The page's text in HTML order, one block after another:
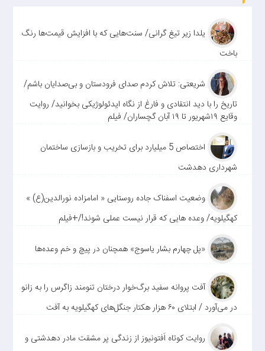
یلدا زیر تیغ گرانی/ سنت‌هایی که با افزایش قیمت‌ها رنگ
باخت
شریعتی: تلاش کردم صدای فرودستان و بی‌صدایان باشم/
تاریخ را با دید انتقادی و فارغ از نگاه ایدئولوژیکی بخوانید/ روایت
وقایع ۱۹شهریور تا ۱۹ آبان گچساران/ فیلم
اختصاص 5 میلیارد برای تخریب و بازسازی ساختمان
شهرداری دهدشت
وضعیت اسفناک جاده روستایی « امامزاده نورالدین(ع) »
کهگیلویه/ وعده هایی که قرار نیست عملی شوند!/+فیلم
«پل چهارم بشار یاسوج» همچنان در پیچ و خم وعده‌ها
آفت پروانه سفید برگ‌خوار درختان تنومند زاگرس را به زانو
در می‌آورد / ابتلای ۶۰ هزار هکتار جنگل‌های کهگیلویه به آفت
روایت کوتاه اَفتونیوز از زندگی پر مشقت مادر دهدشتی و